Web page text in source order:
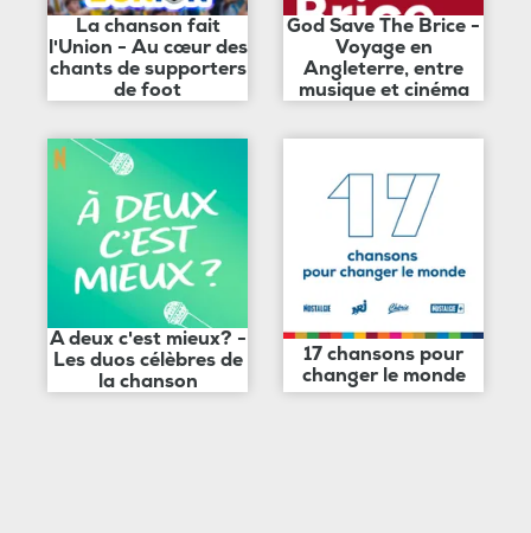
La chanson fait
l'Union - Au cœur des
chants de supporters
de foot
God Save The Brice -
Voyage en
Angleterre, entre
musique et cinéma
A deux c'est mieux? -
Les duos célèbres de
la chanson
17 chansons pour
changer le monde